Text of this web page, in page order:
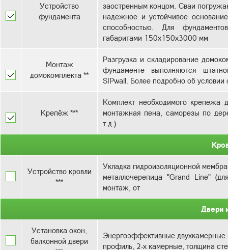
Устройство
фундамента
заостренным концом. Сваи
надежное и устойчивое
способностью. Для
Монтаж
домокомплекта **
Разгрузка и складирование
фундаменте выполняются
SIPwall. Более подробно об
Крепёж ***
Комплект необходимого крепежа
монтажная пена, саморезы по
т.д.)
Устройство кровли
***
Укладка гидроизоляционной
металлочерепица "Grand Line"
монтаж, от
Двери
Установка окон,
балконной двери
Энергоэффективные
профиль, 2-х камерные, толщина